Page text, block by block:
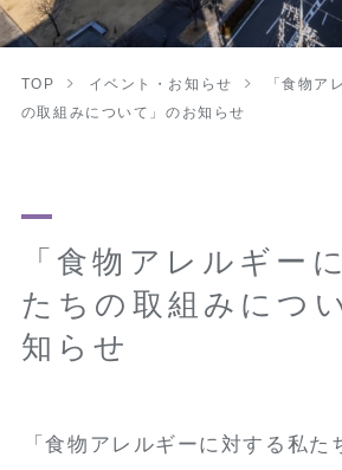
TOP イベント・お知らせ
「食物ア
の取組みについて」のお知らせ
「食物アレルギー
たちの取組みにつ
知らせ
「食物アレルギーに対する私た